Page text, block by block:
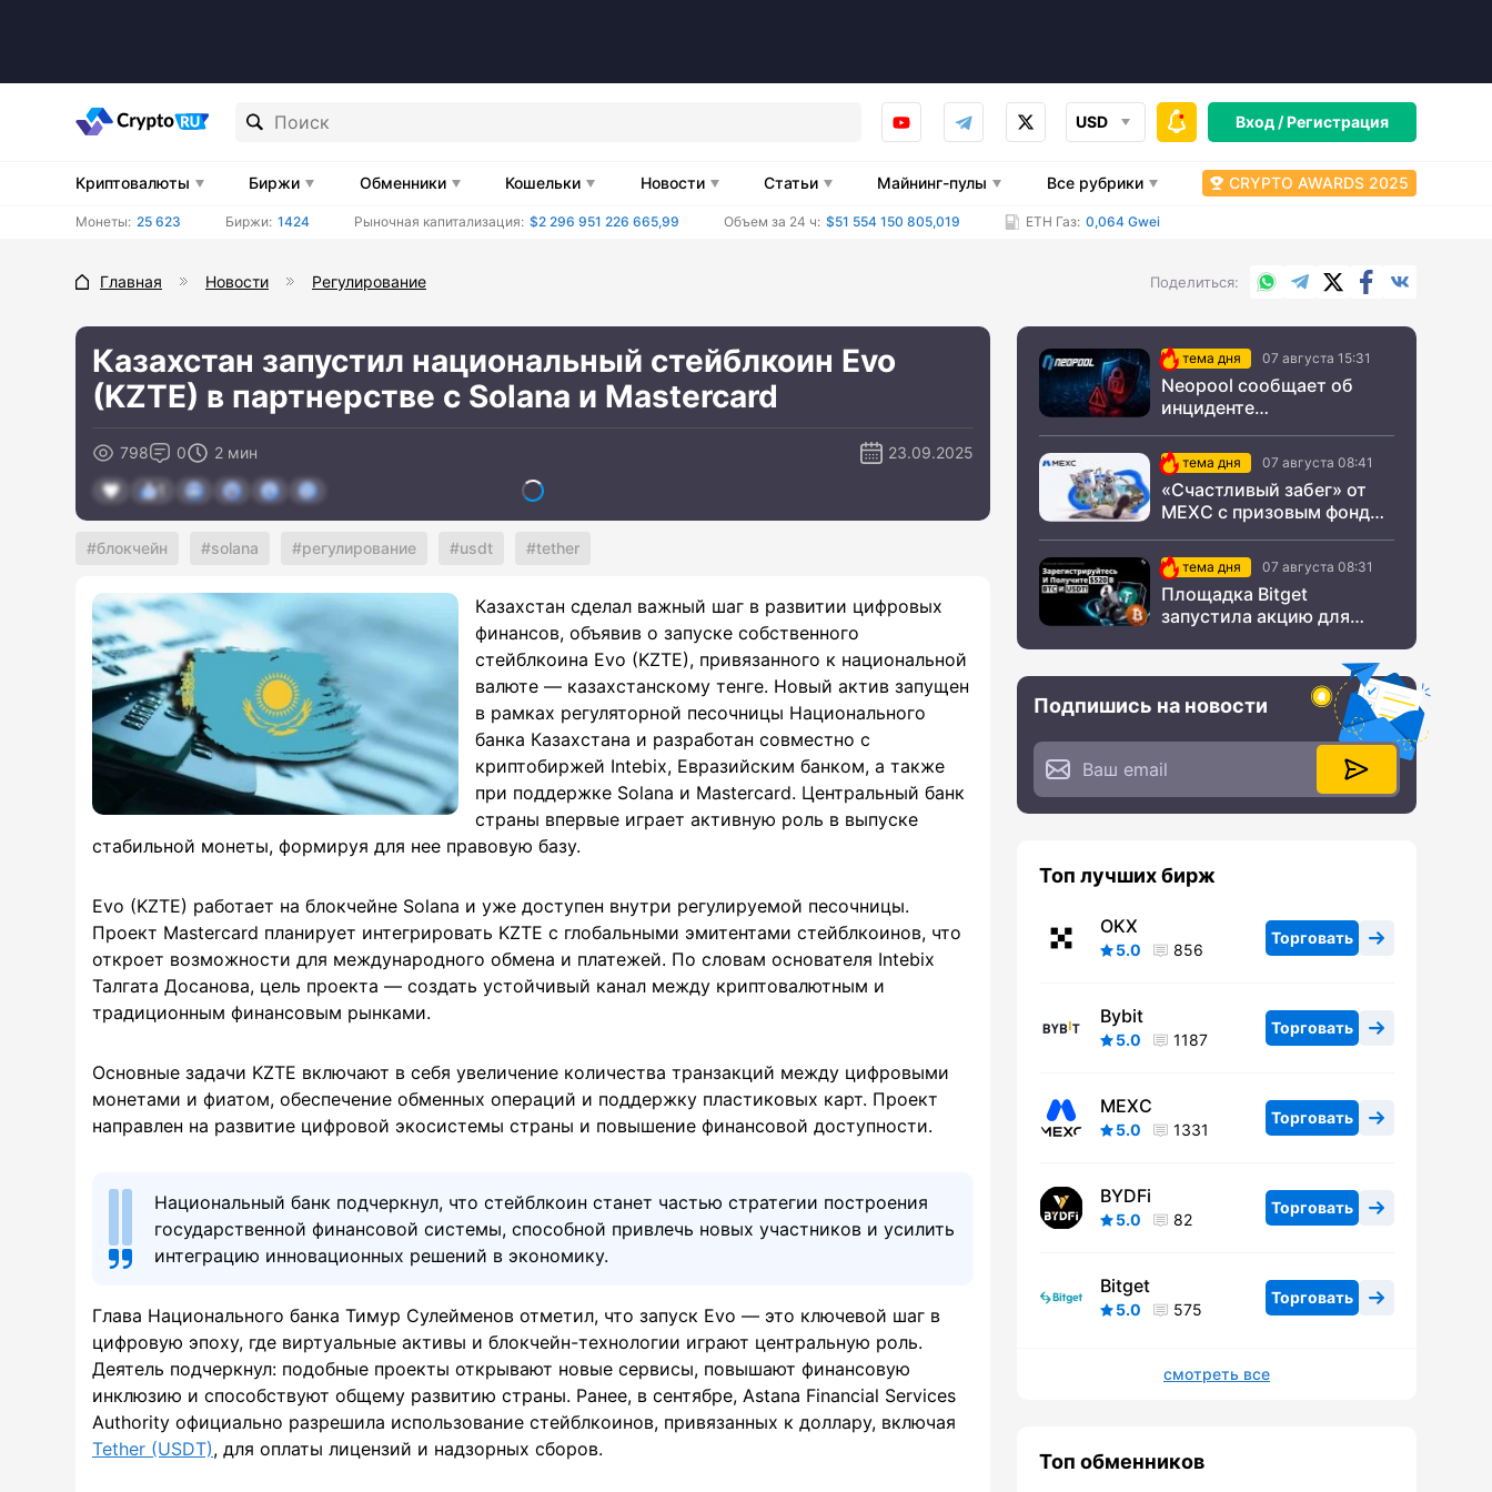
USD Вход /Регистрация
Криптовалюты Биржи Обменники Кошельки Новости Статьи Майнинг-пулы Все рубрики CRYPTO AWARDS 2025
Монеты: 25 623 Биржи: 1424 Рыночная капитализация: $2 296 951 226 665,99 Объем за 24 ч: $51 554 150 805,019 ETH Газ: 0,064 Gwei
Главная Новости Регулирование Поделиться WhatsApp
TelegramX.comFacebook
Казахстан запустил национальный стейблкоин Evo
(KZTE) в партнерстве с Solana и Mastercard
798 0 2 мин
23.09.2025
1
блокчейн solana регулирование usdt tether
Казахстан сделал важный шаг в развитии цифровых
финансов, объявив о запуске собственного
стейблкоина Evo (KZTE), привязанного к национальной
валюте — казахстанскому тенге. Новый актив запущен
в рамках регуляторной песочницы Национального
банка Казахстана и разработан совместно с
криптобиржей Intebix, Евразийским банком, а также
при поддержке Solana и Mastercard. Центральный банк
страны впервые играет активную роль в выпуске
стабильной монеты, формируя для нее правовую базу.
Evo (KZTE) работает на блокчейне Solana и уже доступен внутри регулируемой песочницы.
Проект Mastercard планирует интегрировать KZTE с глобальными эмитентами стейблкоинов, что
откроет возможности для международного обмена и платежей. По словам основателя Intebix
Талгата Досанова, цель проекта — создать устойчивый канал между криптовалютным и
традиционным финансовым рынками.
Основные задачи KZTE включают в себя увеличение количества транзакций между цифровыми
монетами и фиатом, обеспечение обменных операций и поддержку пластиковых карт. Проект
направлен на развитие цифровой экосистемы страны и повышение финансовой доступности.
Национальный банк подчеркнул, что стейблкоин станет частью стратегии построения
государственной финансовой системы, способной привлечь новых участников и усилить
интеграцию инновационных решений в экономику.
Глава Национального банка Тимур Сулейменов отметил, что запуск Evo — это ключевой шаг в
цифровую эпоху, где виртуальные активы и блокчейн-технологии играют центральную роль.
Деятель подчеркнул: подобные проекты открывают новые сервисы, повышают финансовую
инклюзию и способствуют общему развитию страны. Ранее, в сентябре, Astana Financial Services
Authority официально разрешила использование стейблкоинов, привязанных к доллару, включая
Tether (USDT), для оплаты лицензий и надзорных сборов.
тема дня 07 августа 15:31
Neopool сообщает об
инциденте
безопасности
тема дня 07 августа 08:41
«Счастливый забег» от
MEXC с призовым фондом
тема дня 07 августа 08:31
Площадка Bitget
запустила акцию для
Подпишись на новости
Топ лучших бирж
OKX
5.0 856
Торговать
Bybit
5.0 1187
Торговать
MEXC
5.0 1331
Торговать
BYDFi
5.0 82
Торговать
Bitget
5.0 575
Торговать
смотреть все
Топ обменников